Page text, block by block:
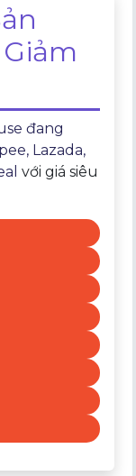
đang
Lazada,
với giá siêu